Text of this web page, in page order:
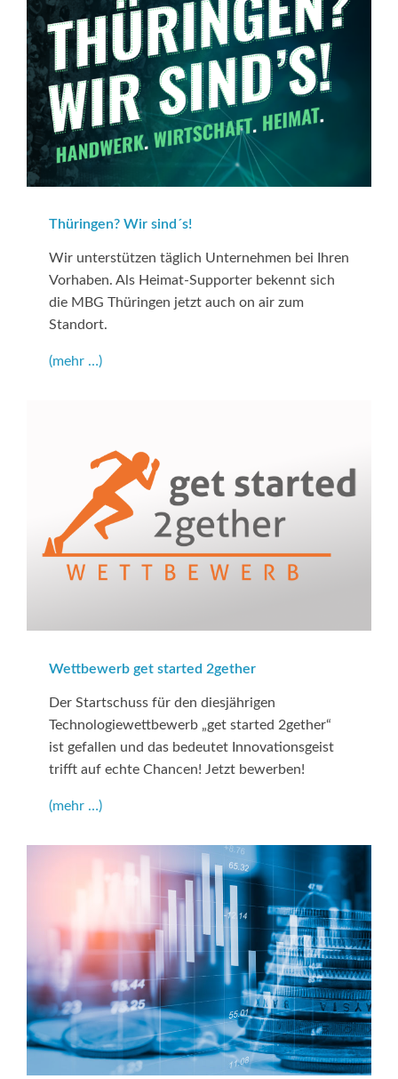
Thüringen? Wir sind´s!
Wir unterstützen täglich Unternehmen bei Ihren
Vorhaben. Als Heimat-Supporter bekennt sich
die MBG Thüringen jetzt auch on air zum
Standort.
(mehr …)
Wettbewerb get started 2gether
Der Startschuss für den diesjährigen
Technologiewettbewerb „get started 2gether“
ist gefallen und das bedeutet Innovationsgeist
trifft auf echte Chancen! Jetzt bewerben!
(mehr …)